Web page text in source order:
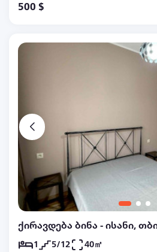
გათბობით, იზოლირებული
500 $
ქირავდება ბინა - ისანი,
1 5/12 40㎡